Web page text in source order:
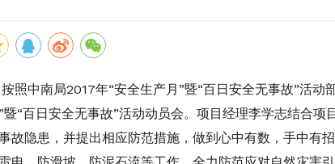
照中南局2017年“安全生产月”暨“百日安全无事故”活动
暨“百日安全无事故”活动动员会。项目经理李学志结合
故隐患，并提出相应防范措施，做到心中有数，手中有